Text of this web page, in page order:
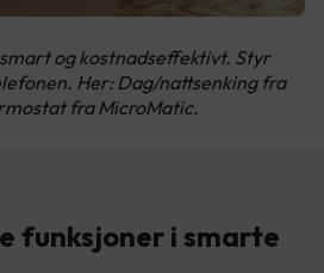
og kostnadseffektivt. Styr
Her: Dag/nattsenking fra
fra MicroMatic.
funksjoner i smarte